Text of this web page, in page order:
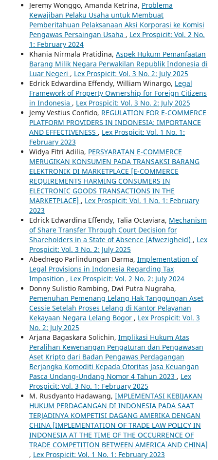
Jeremy Wonggo, Amanda Ketrina, Problema
Kewajiban Pelaku Usaha untuk Membuat
Pemberitahuan Pelaksanaan Aksi Korporasi ke Komisi
Pengawas Persaingan Usaha , Lex Prospicit: Vol. 2 No.
1: February 2024
Khania Nirmala Pratidina, Aspek Hukum Pemanfaatan
Barang Milik Negara Perwakilan Republik Indonesia di
Luar Negeri , Lex Prospicit: Vol. 3 No. 2: July 2025
Edrick Edwardina Effendy, William Winargo, Legal
Framework of Property Ownership for Foreign Citizens
in Indonesia , Lex Prospicit: Vol. 3 No. 2: July 2025
Jemy Vestius Confido, REGULATION FOR E-COMMERCE
PLATFORM PROVIDERS IN INDONESIA: IMPORTANCE
AND EFFECTIVENESS , Lex Prospicit: Vol. 1 No. 1:
February 2023
Widya Fitri Adilia, PERSYARATAN E-COMMERCE
MERUGIKAN KONSUMEN PADA TRANSAKSI BARANG
ELEKTRONIK DI MARKETPLACE [E-COMMERCE
REQUIREMENTS HARMING CONSUMERS IN
ELECTRONIC GOODS TRANSACTIONS IN THE
MARKETPLACE] , Lex Prospicit: Vol. 1 No. 1: February
2023
Edrick Edwardina Effendy, Talia Octaviara, Mechanism
of Share Transfer Through Court Decision for
Shareholders in a State of Absence (Afwezigheid) , Lex
Prospicit: Vol. 3 No. 2: July 2025
Abednego Parlindungan Darma, Implementation of
Legal Provisions in Indonesia Regarding Tax
Imposition , Lex Prospicit: Vol. 2 No. 2: July 2024
Donny Sulistio Rambing, Dwi Putra Nugraha,
Pemenuhan Pemenang Lelang Hak Tanggungan Aset
Cessie Setelah Proses Lelang di Kantor Pelayanan
Kekayaan Negara Lelang Bogor , Lex Prospicit: Vol. 3
No. 2: July 2025
Arjana Bagaskara Solichin, Implikasi Hukum Atas
Peralihan Kewenangan Pengaturan dan Pengawasan
Aset Kripto dari Badan Pengawas Perdagangan
Berjangka Komoditi Kepada Otoritas Jasa Keuangan
Pasca Undang-Undang Nomor 4 Tahun 2023 , Lex
Prospicit: Vol. 3 No. 1: February 2025
M. Rusdyanto Hadawang, IMPLEMENTASI KEBIJAKAN
HUKUM PERDAGANGAN DI INDONESIA PADA SAAT
TERJADINYA KOMPETISI DAGANG AMERIKA DENGAN
CHINA [IMPLEMENTATION OF TRADE LAW POLICY IN
INDONESIA AT THE TIME OF THE OCCURRENCE OF
TRADE COMPETITION BETWEEN AMERICA AND CHINA]
, Lex Prospicit: Vol. 1 No. 1: February 2023